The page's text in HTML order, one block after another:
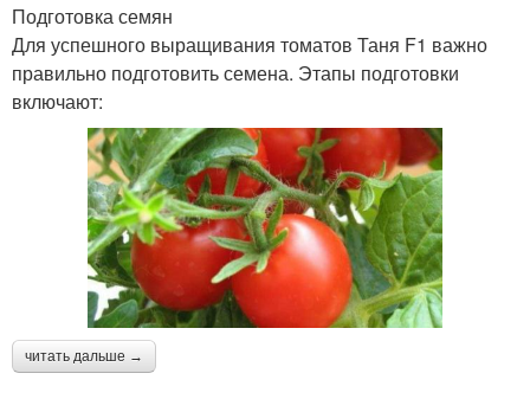
Подготовка семян
Для успешного выращивания томатов Таня F1 важно
правильно подготовить семена. Этапы подготовки
включают:
читать дальше →